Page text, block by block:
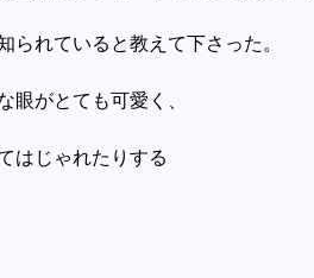
られていると教えて下さった。
眼がとても可愛く、
はじゃれたりする